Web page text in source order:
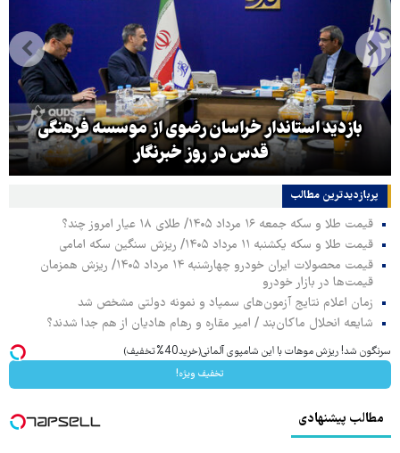
بازدید استاندار خراسان رضوی از موسسه فرهنگی
قدس در روز خبرنگار
پربازدیدترین‌ مطالب
قیمت طلا و سکه جمعه ۱۶ مرداد ۱۴۰۵/ طلای ۱۸ عیار امروز چند؟
قیمت طلا و سکه یکشنبه ۱۱ مرداد ۱۴۰۵/ ریزش سنگین سکه امامی
قیمت محصولات ایران خودرو چهارشنبه ۱۴ مرداد ۱۴۰۵/ ریزش همزمان
قیمت‌ها در بازار خودرو
زمان اعلام نتایج آزمون‌های سمپاد و نمونه دولتی مشخص شد
شایعه انحلال ماکان‌بند / امیر مقاره و رهام هادیان از هم جدا شدند؟
سرنگون شد! ریزش موهات با این شامپوی آلمانی(خرید40%تخفیف)
تخفیف ویژه!
مطالب پیشنهادی